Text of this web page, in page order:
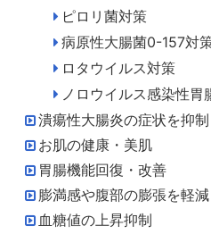
ピロリ菌対策
病原性大腸菌0-157対
ロタウイルス対策
ノロウイルス感染性胃
潰瘍性大腸炎の症状を抑制
お肌の健康・美肌
胃腸機能回復・改善
膨満感や腹部の膨張を軽減
血糖値の上昇抑制